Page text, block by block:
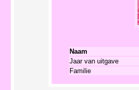
Naam
Jaar van uitgave
Familie